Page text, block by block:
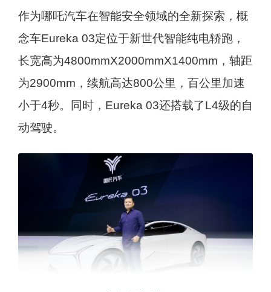
作为哪吒汽车在智能安全领域的全新探索，概
念车Eureka 03定位于新世代智能纯电轿跑，
长宽高为4800mmX2000mmX1400mm，轴距
为2900mm，续航高达800公里，百公里加速
小于4秒。同时，Eureka 03还搭载了L4级的自
动驾驶。